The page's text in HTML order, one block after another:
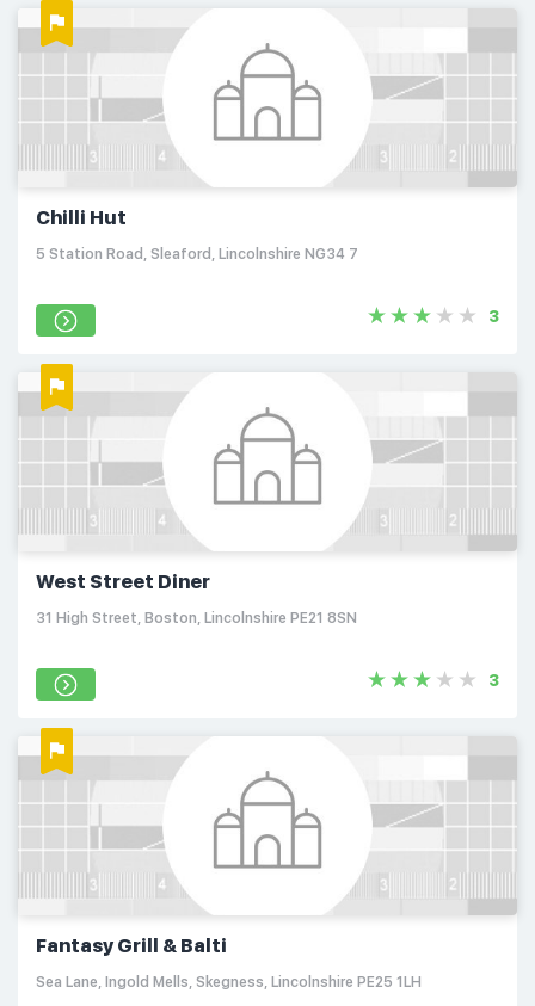
Chilli Hut
5 Station Road, Sleaford, Lincolnshire NG34 7
3
West Street Diner
31 High Street, Boston, Lincolnshire PE21 8SN
3
Fantasy Grill & Balti
Sea Lane, Ingold Mells, Skegness, Lincolnshire PE25 1LH